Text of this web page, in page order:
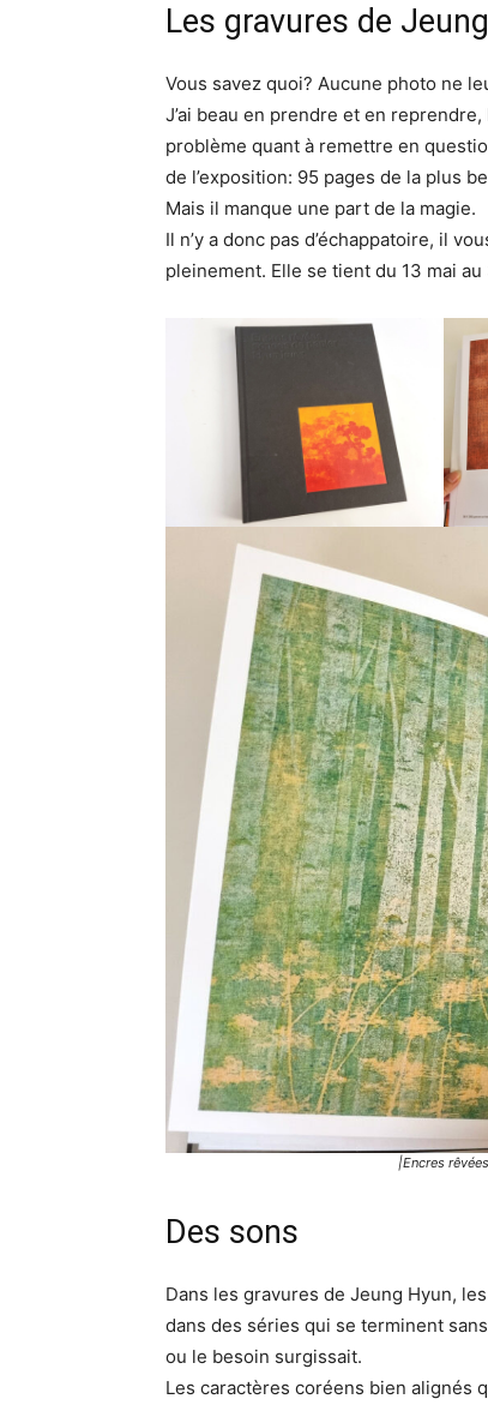
Les gravures de
Vous savez quoi? Aucune photo ne
J’ai beau en prendre et en
problème quant à remettre en
de l’exposition: 95 pages de la plus
Mais il manque une part de la magie.
Il n’y a donc pas d’échappatoire, il
pleinement. Elle se tient du 13 mai
|Encres
Des sons
Dans les gravures de Jeung Hyun,
dans des séries qui se terminent
ou le besoin surgissait.
Les caractères coréens bien alignés